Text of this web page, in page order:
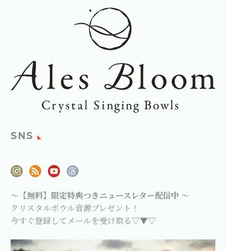
SNS
～【無料】限定特典つきニュースレター配信中 ～
クリスタルボウル音源プレゼント！
今すぐ登録してメールを受け取る▽▼▽